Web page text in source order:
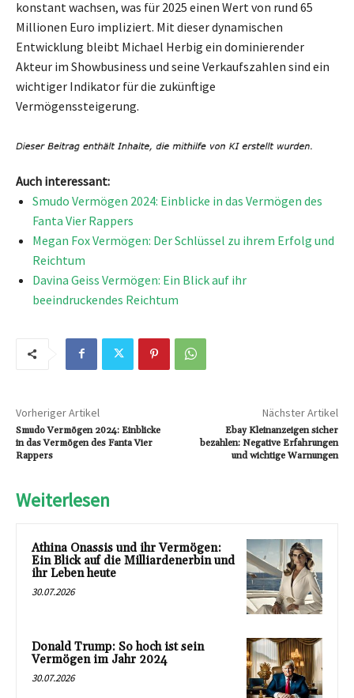
konstant wachsen, was für 2025 einen Wert von rund 65
Millionen Euro impliziert. Mit dieser dynamischen
Entwicklung bleibt Michael Herbig ein dominierender
Akteur im Showbusiness und seine Verkaufszahlen sind ein
wichtiger Indikator für die zukünftige
Vermögenssteigerung.
Auch interessant:
Smudo Vermögen 2024: Einblicke in das Vermögen des
Fanta Vier Rappers
Megan Fox Vermögen: Der Schlüssel zu ihrem Erfolg und
Reichtum
Davina Geiss Vermögen: Ein Blick auf ihr
beeindruckendes Reichtum
Vorheriger Artikel
Smudo Vermögen 2024: Einblicke
in das Vermögen des Fanta Vier
Rappers
Nächster Artikel
Ebay Kleinanzeigen sicher
bezahlen: Negative Erfahrungen
und wichtige Warnungen
Weiterlesen
Athina Onassis und ihr Vermögen:
Ein Blick auf die Milliardenerbin und
ihr Leben heute
30.07.2026
Donald Trump: So hoch ist sein
Vermögen im Jahr 2024
30.07.2026